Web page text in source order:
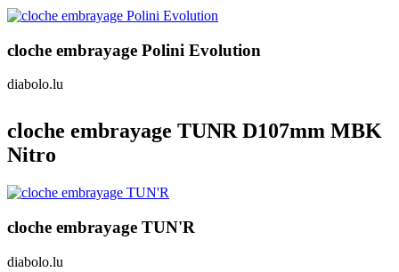
cloche embrayage Polini Evolution
diabolo.lu
cloche embrayage TUNR D107mm MBK
Nitro
cloche embrayage TUN'R
diabolo.lu